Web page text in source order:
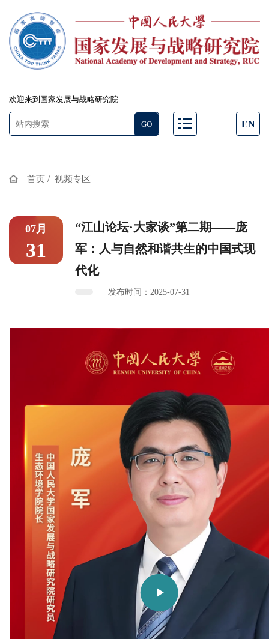
欢迎来到国家发展与战略研究院
EN
首页 / 视频专区
07月
31
“江山论坛·大家谈”第二期——庞
军：人与自然和谐共生的中国式现
代化
发布时间：2025-07-31
Play